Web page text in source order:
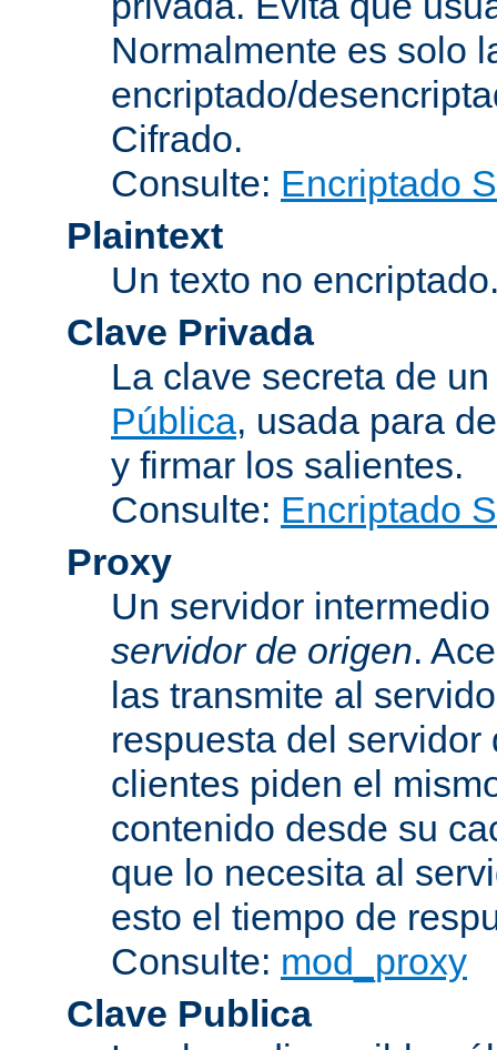
Normalmente es solo
encriptado/
Cifrado.
Consulte: Encriptado
Plaintext
Un texto no
Clave Privada
La clave secreta de
Pública, usada para
y firmar los salientes.
Consulte: Encriptado
Proxy
Un servidor
servidor de origen.
las transmite al
respuesta del
clientes piden el
contenido desde su
que lo necesita al
esto el tiempo de
Consulte: mod_proxy
Clave Publica